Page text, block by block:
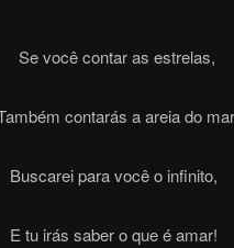
as estrelas,
a areia do
você o infinito,
o que é amar!